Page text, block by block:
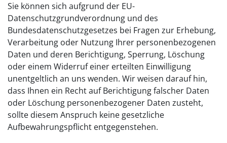
Sie können sich aufgrund der EU-
Datenschutzgrundverordnung und des
Bundesdatenschutzgesetzes bei Fragen zur Erhebung,
Verarbeitung oder Nutzung Ihrer personenbezogenen
Daten und deren Berichtigung, Sperrung, Löschung
oder einem Widerruf einer erteilten Einwilligung
unentgeltlich an uns wenden. Wir weisen darauf hin,
dass Ihnen ein Recht auf Berichtigung falscher Daten
oder Löschung personenbezogener Daten zusteht,
sollte diesem Anspruch keine gesetzliche
Aufbewahrungspflicht entgegenstehen.